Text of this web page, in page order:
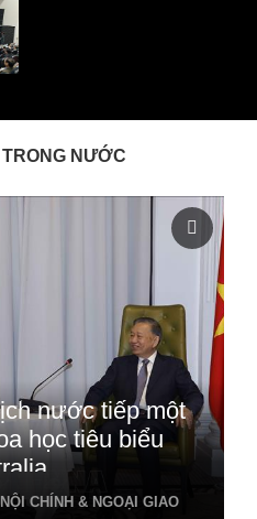
NƯỚC
nước tiếp một
học tiêu biểu
NỘI CHÍNH & NGOẠI GIAO